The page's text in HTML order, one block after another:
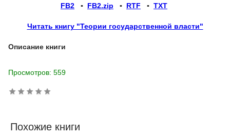
FB2 ▪ FB2.zip ▪ RTF ▪ TXT
Читать книгу "Теории государственной власти"
Описание книги
Просмотров: 559
Похожие книги